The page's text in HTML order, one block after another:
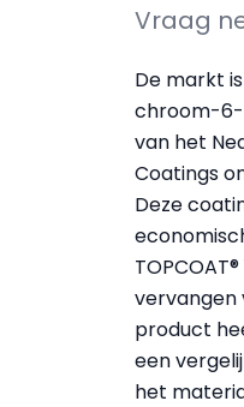
Vraag
De markt
chroom-6-
van het
Coatings
Deze
vervangen
product
een
het